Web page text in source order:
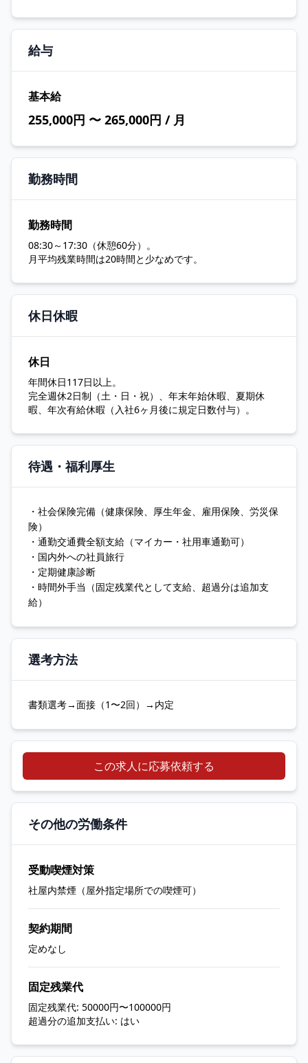
給与
基本給
255,000円 〜 265,000円 / 月
勤務時間
勤務時間
08:30～17:30（休憩60分）。
月平均残業時間は20時間と少なめです。
休日休暇
休日
年間休日117日以上。
完全週休2日制（土・日・祝）、年末年始休暇、夏期休
暇、年次有給休暇（入社6ヶ月後に規定日数付与）。
待遇・福利厚生
・社会保険完備（健康保険、厚生年金、雇用保険、労災保
険）
・通勤交通費全額支給（マイカー・社用車通勤可）
・国内外への社員旅行
・定期健康診断
・時間外手当（固定残業代として支給、超過分は追加支
給）
選考方法
書類選考→面接（1〜2回）→内定
この求人に応募依頼する
その他の労働条件
受動喫煙対策
社屋内禁煙（屋外指定場所での喫煙可）
契約期間
定めなし
固定残業代
固定残業代: 50000円〜100000円
超過分の追加支払い: はい